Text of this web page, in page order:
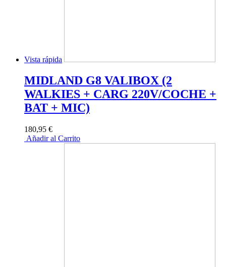
Vista rápida
MIDLAND G8 VALIBOX (2
WALKIES + CARG 220V/COCHE +
BAT + MIC)
180,95 €
Añadir al Carrito